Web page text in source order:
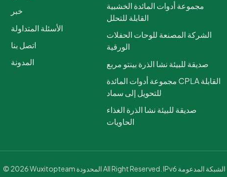
خبر
الأسئلة المتداولة
اتصل بنا
المدونة
مجموعة أدوات المائدة الخشبية
القابلة للتحلل
الشركة المصنعة للوحات الحفلات
الورقية
صديقة للبيئة نشا الذرة بينتو مربع
مجموعة أدوات المائدة CPLA القابلة
للتحويل إلى سماد
صديقة للبيئة نشا الذرة الغذاء
الحاويات
© 2026 Wuxitopteam المحدودة All Right Reserved. IPv6 الشبكة المدعومة